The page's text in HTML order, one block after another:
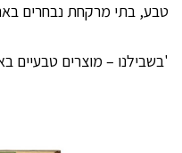
טבע, בתי מרקחת נבחרים
'בשבילנו – מוצרים טבעיים